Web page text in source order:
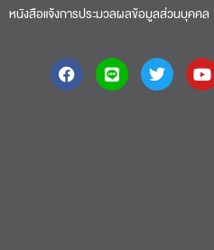
หนังสือแจ้งการประมวลผลข้อมูลส่วนบุคคล